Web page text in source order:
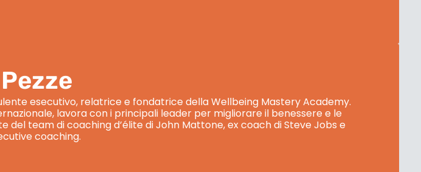
esecutivo, relatrice e fondatrice della Wellbeing Mastery Academy.
lavora con i principali leader per migliorare il benessere e le
del team di coaching d’élite di John Mattone, ex coach di Steve Jobs e
coaching.